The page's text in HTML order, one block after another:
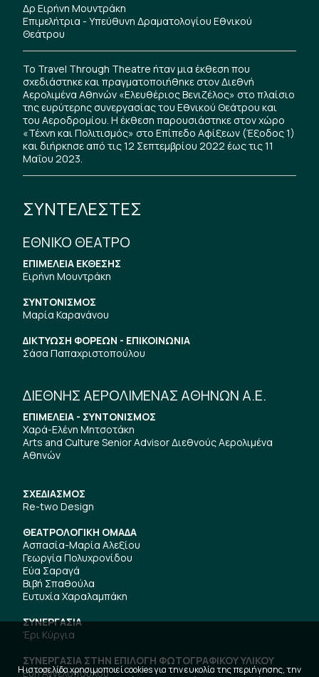
Δρ Ειρήνη Μουντράκη
Επιμελήτρια - Υπεύθυνη Δραματολογίου Εθνικού
Θεάτρου
Το Travel Through Theatre ήταν μια έκθεση που
σχεδιάστηκε και πραγματοποιήθηκε στον Διεθνή
Αερολιμένα Αθηνών «Ελευθέριος Βενιζέλος» στο πλαίσιο
της ευρύτερης συνεργασίας του Εθνικού Θεάτρου και
του Αεροδρομίου. Η έκθεση παρουσιάστηκε στον χώρο
«Τέχνη και Πολιτισμός» στο Επίπεδο Αφίξεων (Έξοδος 1)
και διήρκησε από τις 12 Σεπτεμβρίου 2022 έως τις 11
Μαΐου 2023.
ΣΥΝΤΕΛΕΣΤΕΣ
ΕΘΝΙΚΟ ΘΕΑΤΡΟ
ΕΠΙΜΕΛΕΙΑ ΕΚΘΕΣΗΣ
Ειρήνη Μουντράκη
ΣΥΝΤΟΝΙΣΜΟΣ
Μαρία Καρανάνου
ΔΙΚΤΥΩΣΗ ΦΟΡΕΩΝ - ΕΠΙΚΟΙΝΩΝΙΑ
Σάσα Παπαχριστοπούλου
ΔΙΕΘΝΗΣ ΑΕΡΟΛΙΜΕΝΑΣ ΑΘΗΝΩΝ Α.Ε.
ΕΠΙΜΕΛΕΙΑ - ΣΥΝΤΟΝΙΣΜΟΣ
Χαρά-Ελένη Μητσοτάκη
Arts and Culture Senior Advisor Διεθνούς Αερολιμένα
Αθηνών
ΣΧΕΔΙΑΣΜΟΣ
Re-two Design
ΘΕΑΤΡΟΛΟΓΙΚΗ ΟΜΑΔΑ
Ασπασία-Μαρία Αλεξίου
Γεωργία Πολυχρονίδου
Εύα Σαραγά
Βιβή Σπαθούλα
Ευτυχία Χαραλαμπάκη
ΣΥΝΕΡΓΑΣΙΑ
Έρι Κύργια
ΣΥΝΕΡΓΑΣΙΑ ΣΤΗΝ ΕΠΙΛΟΓΗ ΦΩΤΟΓΡΑΦΙΚΟΥ ΥΛΙΚΟΥ
Εύη Αγγελοπούλου
Η ιστοσελίδα χρησιμοποιεί cookies για την ευκολία της περιήγησης, την